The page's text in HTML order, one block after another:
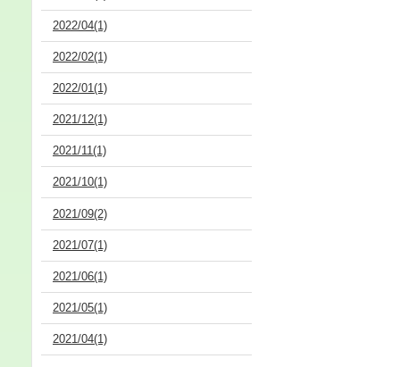
2022/04(1)
2022/02(1)
2022/01(1)
2021/12(1)
2021/11(1)
2021/10(1)
2021/09(2)
2021/07(1)
2021/06(1)
2021/05(1)
2021/04(1)